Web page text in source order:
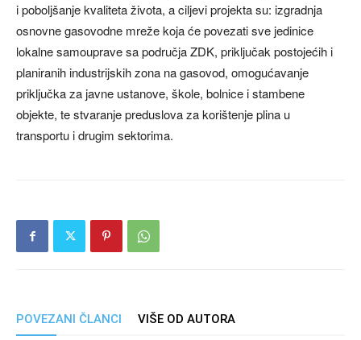
i poboljšanje kvaliteta života, a ciljevi projekta su: izgradnja
osnovne gasovodne mreže koja će povezati sve jedinice
lokalne samouprave sa područja ZDK, priključak postojećih i
planiranih industrijskih zona na gasovod, omogućavanje
priključka za javne ustanove, škole, bolnice i stambene
objekte, te stvaranje preduslova za korištenje plina u
transportu i drugim sektorima.
POVEZANI ČLANCI VIŠE OD AUTORA